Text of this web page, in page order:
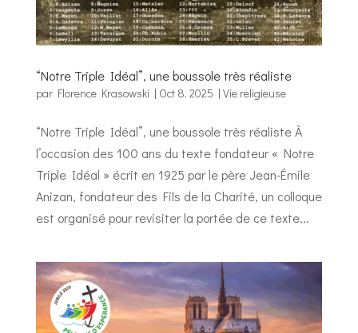
“Notre Triple Idéal”, une boussole très réaliste
par Florence Krasowski | Oct 8, 2025 | Vie religieuse
“Notre Triple Idéal”, une boussole très réaliste À
l’occasion des 100 ans du texte fondateur « Notre
Triple Idéal » écrit en 1925 par le père Jean-Émile
Anizan, fondateur des Fils de la Charité, un colloque
est organisé pour revisiter la portée de ce texte...